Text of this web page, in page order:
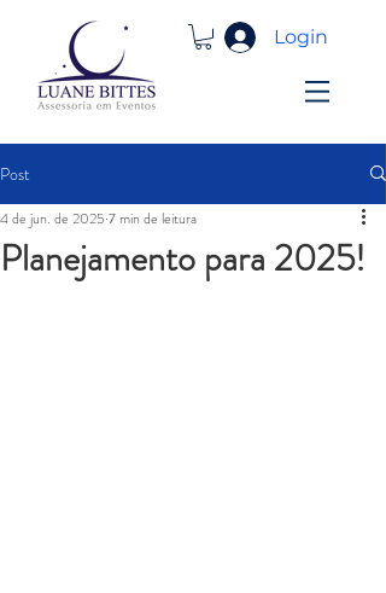
Login
Post
Planejamento para 2025!
4 de jun. de 2025 7 min de leitura